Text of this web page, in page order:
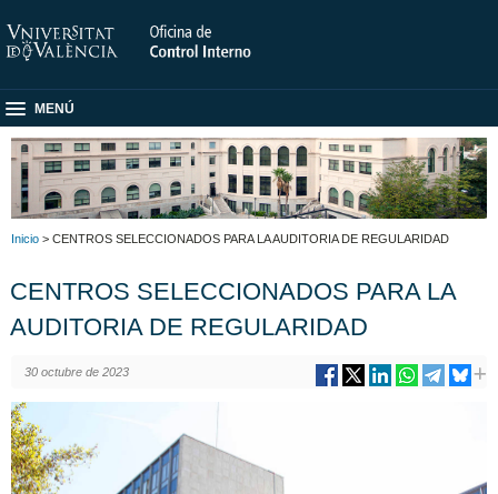
MENÚ
Inicio > CENTROS SELECCIONADOS PARA LA AUDITORIA DE REGULARIDAD
CENTROS SELECCIONADOS PARA LA
AUDITORIA DE REGULARIDAD
30 octubre de 2023